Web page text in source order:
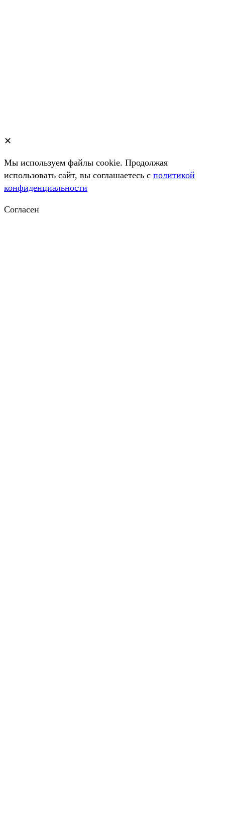
✕
Мы используем файлы cookie. Продолжая
использовать сайт, вы соглашаетесь c политикой
конфиденциальности
Согласен